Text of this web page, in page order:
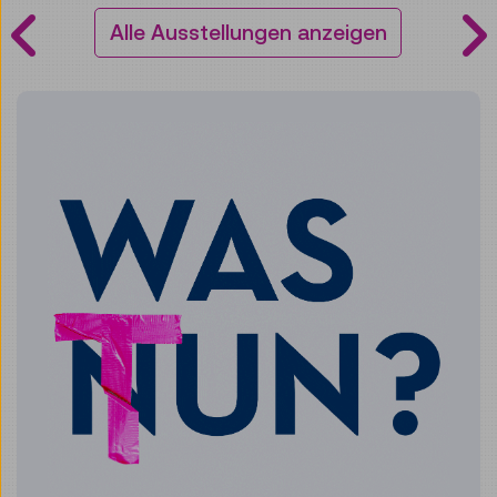
Alle Ausstellungen anzeigen